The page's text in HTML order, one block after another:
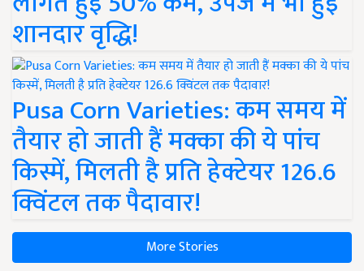
शानदार वृद्धि!
Pusa Corn Varieties: कम समय में
तैयार हो जाती हैं मक्का की ये पांच
किस्में, मिलती है प्रति हेक्टेयर 126.6
क्विंटल तक पैदावार!
More Stories